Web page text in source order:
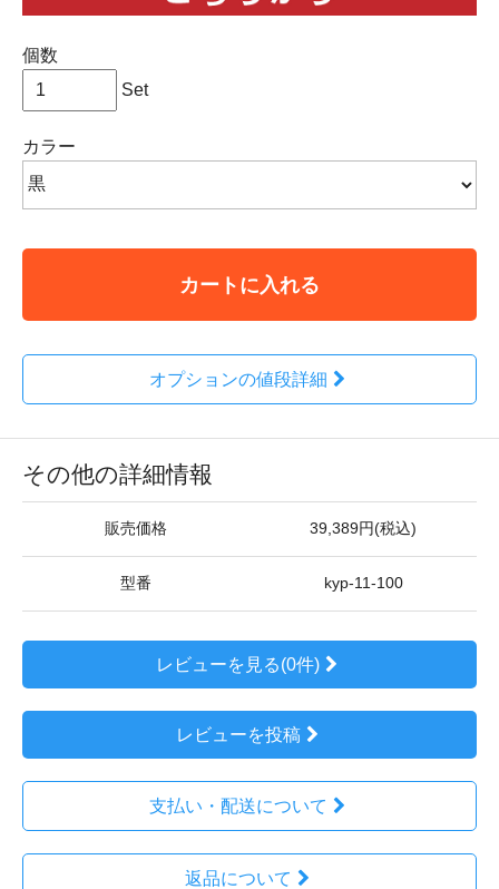
個数
Set
カラー
カートに入れる
オプションの値段詳細
その他の詳細情報
販売価格 39,389円(税込)
型番 kyp-11-100
レビューを見る(0件)
レビューを投稿
支払い・配送について
返品について